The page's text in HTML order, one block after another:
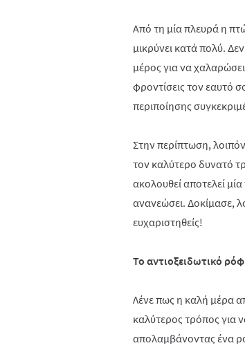
Από τη μία πλευρά η
μικρύνει κατά πολύ.
μέρος για να
φροντίσεις τον εαυτό
περιποίησης
Στην περίπτωση,
τον καλύτερο δυνατό
ακολουθεί αποτελεί
ανανεώσει. Δοκίμασε,
ευχαριστηθείς!
Το αντιοξειδωτικό
Λένε πως η καλή μέρα
καλύτερος τρόπος για
απολαμβάνοντας ένα